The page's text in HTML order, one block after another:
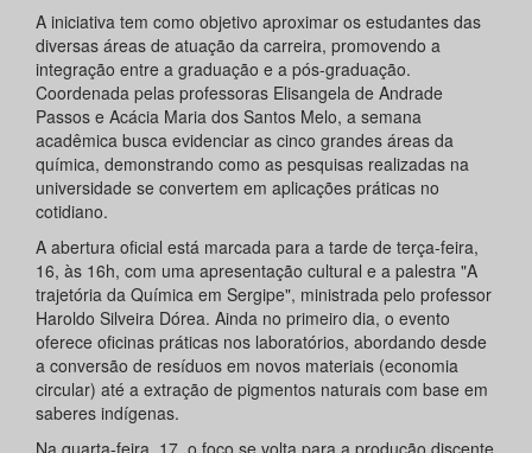
A iniciativa tem como objetivo aproximar os estudantes das
diversas áreas de atuação da carreira, promovendo a
integração entre a graduação e a pós-graduação.
Coordenada pelas professoras Elisangela de Andrade
Passos e Acácia Maria dos Santos Melo, a semana
acadêmica busca evidenciar as cinco grandes áreas da
química, demonstrando como as pesquisas realizadas na
universidade se convertem em aplicações práticas no
cotidiano.
A abertura oficial está marcada para a tarde de terça-feira,
16, às 16h, com uma apresentação cultural e a palestra "A
trajetória da Química em Sergipe", ministrada pelo professor
Haroldo Silveira Dórea. Ainda no primeiro dia, o evento
oferece oficinas práticas nos laboratórios, abordando desde
a conversão de resíduos em novos materiais (economia
circular) até a extração de pigmentos naturais com base em
saberes indígenas.